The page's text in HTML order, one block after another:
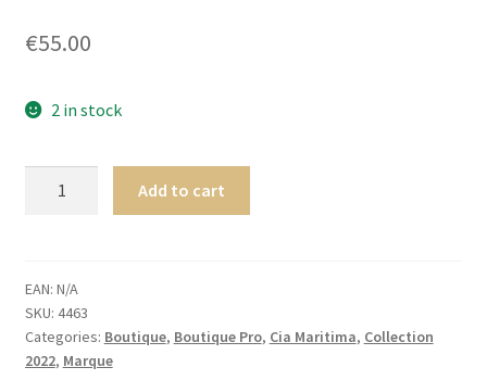
€55.00
2 in stock
HAUT
DE
BIKINI
Colors
Add to cart
EAN: N/A
SKU: 4463
Categories: Boutique, Boutique Pro, Cia Maritima, Collection
2022, Marque